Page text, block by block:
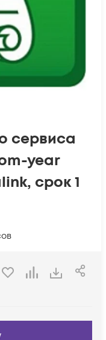
сервиса
year
срок 1